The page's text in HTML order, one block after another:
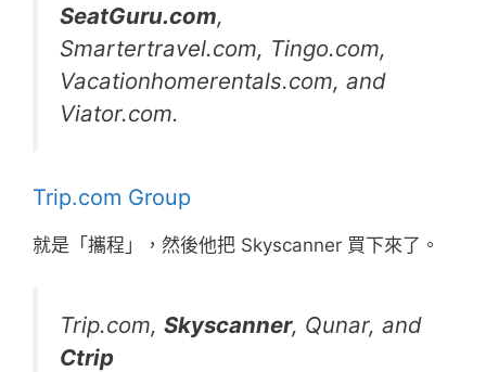
SeatGuru.com,
Smartertravel.com, Tingo.com,
Vacationhomerentals.com, and
Viator.com.
Trip.com Group
就是「攜程」，然後他把 Skyscanner 買下來了。
Trip.com, Skyscanner, Qunar, and
Ctrip